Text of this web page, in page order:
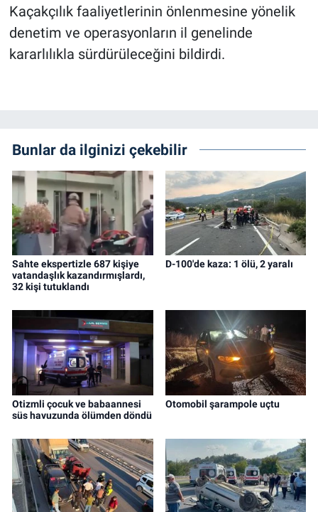
Kaçakçılık faaliyetlerinin önlenmesine yönelik
denetim ve operasyonların il genelinde
kararlılıkla sürdürüleceğini bildirdi.
Bunlar da ilginizi çekebilir
Sahte ekspertizle 687 kişiye
vatandaşlık kazandırmışlardı,
32 kişi tutuklandı
D-100'de kaza: 1 ölü, 2 yaralı
Otizmli çocuk ve babaannesi
süs havuzunda ölümden döndü
Otomobil şarampole uçtu